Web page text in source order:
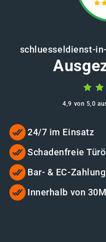
schluesseldienst-
4,9 von 5,0
24/7 im Einsatz
Schadenfreie
Bar- & EC-Zahlung
Innerhalb von